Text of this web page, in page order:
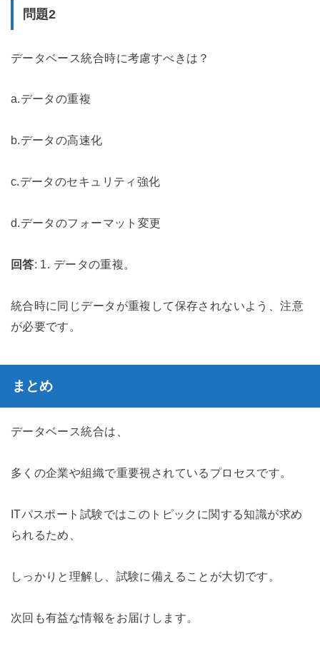
問題2
データベース統合時に考慮すべきは？
a.データの重複
b.データの高速化
c.データのセキュリティ強化
d.データのフォーマット変更
回答: 1. データの重複。
統合時に同じデータが重複して保存されないよう、注意
が必要です。
まとめ
データベース統合は、
多くの企業や組織で重要視されているプロセスです。
ITパスポート試験ではこのトピックに関する知識が求め
られるため、
しっかりと理解し、試験に備えることが大切です。
次回も有益な情報をお届けします。